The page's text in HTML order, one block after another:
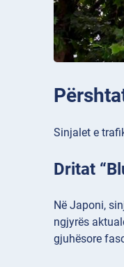
Sinjalet e
Dritat
Në Japoni,
ngjyrës
gjuhësore